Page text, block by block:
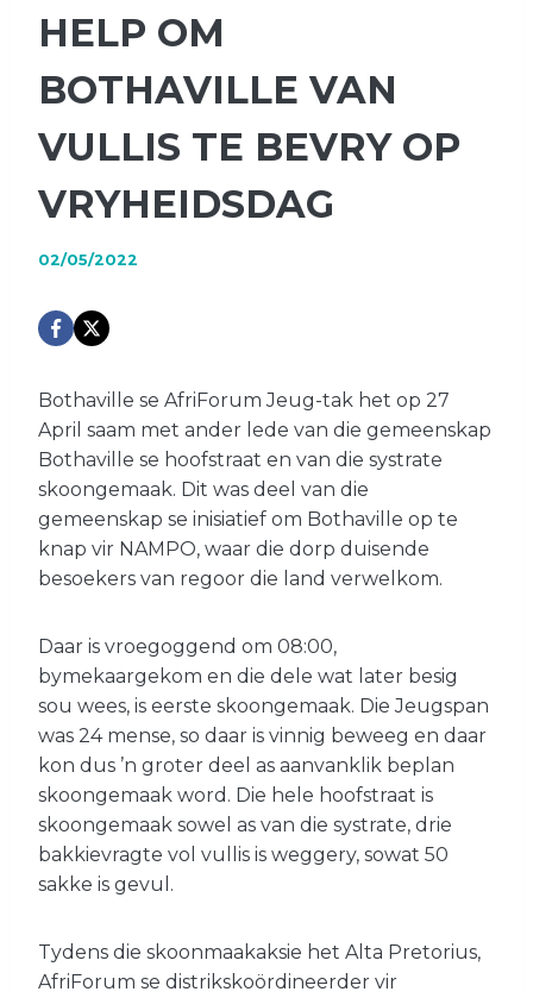
HELP OM
BOTHAVILLE VAN
VULLIS TE BEVRY OP
VRYHEIDSDAG
02/05/2022
Bothaville se AfriForum Jeug-tak het op 27
April saam met ander lede van die gemeenskap
Bothaville se hoofstraat en van die systrate
skoongemaak. Dit was deel van die
gemeenskap se inisiatief om Bothaville op te
knap vir NAMPO, waar die dorp duisende
besoekers van regoor die land verwelkom.
Daar is vroegoggend om 08:00,
bymekaargekom en die dele wat later besig
sou wees, is eerste skoongemaak. Die Jeugspan
was 24 mense, so daar is vinnig beweeg en daar
kon dus ’n groter deel as aanvanklik beplan
skoongemaak word. Die hele hoofstraat is
skoongemaak sowel as van die systrate, drie
bakkievragte vol vullis is weggery, sowat 50
sakke is gevul.
Tydens die skoonmaakaksie het Alta Pretorius,
AfriForum se distrikskoördineerder vir